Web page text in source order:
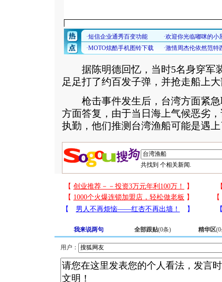
据陈明德回忆，当时5名身穿军
足足打了约百发子弹，并抢走船上
枪击事件发生后，台湾方面紧急
方面答复，由于当日海上气候恶劣
执勤，他们推测台湾渔船可能是遇
共找到 个相关新闻.
我来说两句 全部跟贴(0条) 精华区(0
用户：